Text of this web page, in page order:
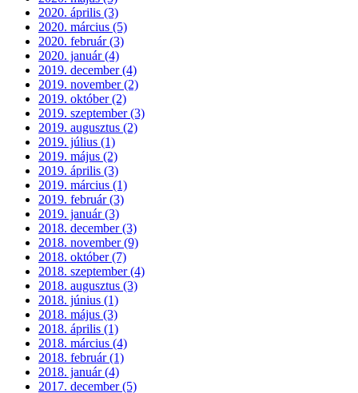
2020. április (3)
2020. március (5)
2020. február (3)
2020. január (4)
2019. december (4)
2019. november (2)
2019. október (2)
2019. szeptember (3)
2019. augusztus (2)
2019. július (1)
2019. május (2)
2019. április (3)
2019. március (1)
2019. február (3)
2019. január (3)
2018. december (3)
2018. november (9)
2018. október (7)
2018. szeptember (4)
2018. augusztus (3)
2018. június (1)
2018. május (3)
2018. április (1)
2018. március (4)
2018. február (1)
2018. január (4)
2017. december (5)